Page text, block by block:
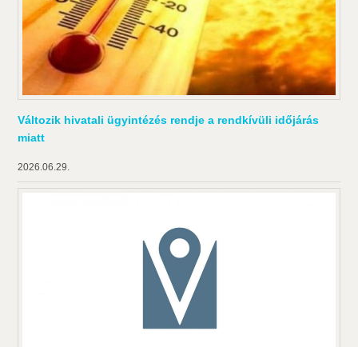
Változik hivatali ügyintézés rendje a rendkívüli időjárás
miatt
2026.06.29.